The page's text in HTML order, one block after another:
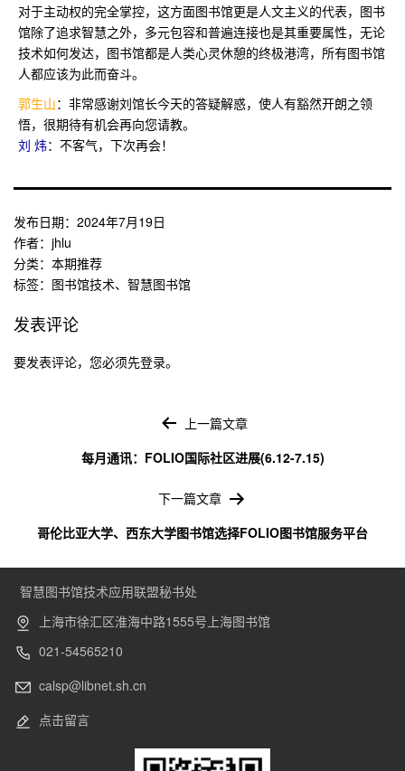
对于主动权的完全掌控，这方面图书馆更是人文主义的代表，图书
馆除了追求智慧之外，多元包容和普遍连接也是其重要属性，无论
技术如何发达，图书馆都是人类心灵休憩的终极港湾，所有图书馆
人都应该为此而奋斗。
郭生山：非常感谢刘馆长今天的答疑解惑，使人有豁然开朗之领
悟，很期待有机会再向您请教。
刘 炜：不客气，下次再会！
发布日期： 2024年7月19日
作者： jhlu
分类： 本期推荐
标签： 图书馆技术、 智慧图书馆
发表评论
要发表评论，您必须先登录。
上一篇文章
每月通讯：FOLIO国际社区进展(6.12-7.15)
下一篇文章
哥伦比亚大学、西东大学图书馆选择FOLIO图书馆服务平台
智慧图书馆技术应用联盟秘书处
上海市徐汇区淮海中路1555号上海图书馆
021-54565210
calsp@libnet.sh.cn
点击留言